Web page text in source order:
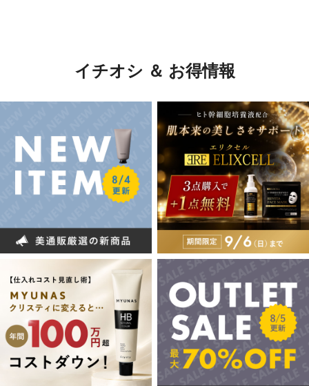
イチオシ ＆ お得情報